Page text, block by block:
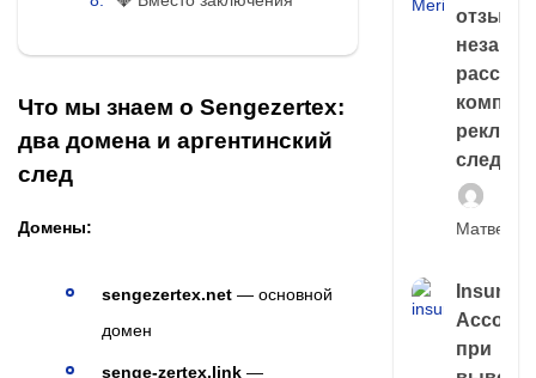
Что мы знаем о Sengezertex:
два домена и аргентинский
след
Домены:
sengezertex.net — основной
домен
senge-zertex.link —
следа
Матвей
Account
при